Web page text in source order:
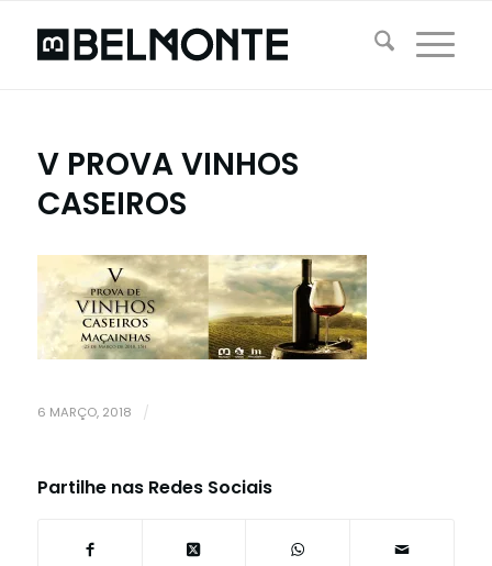
V PROVA VINHOS
CASEIROS
6 MARÇO, 2018 /
Partilhe nas Redes Sociais